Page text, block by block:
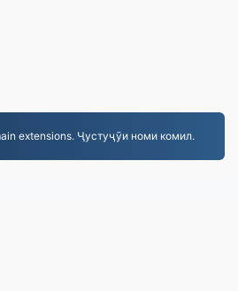
extensions. Ҷустуҷӯи номи комил.